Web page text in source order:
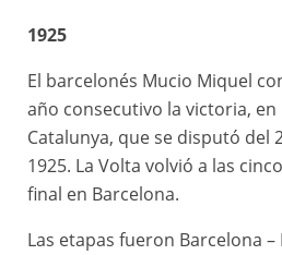
etapa
Barcelona
1925
El barcelonés Mucio Miquel
año consecutivo la victoria, en
Catalunya, que se disputó del
1925. La Volta volvió a las
final en Barcelona.
Las etapas fueron Barcelona –